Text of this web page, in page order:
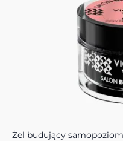
Żel budujący